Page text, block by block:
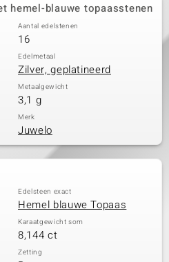
hemel-blauwe topaasstenen
Aantal edelstenen
16
Edelmetaal
Zilver, geplatineerd
Metaalgewicht
3,1 g
Merk
Juwelo
Edelsteen exact
Hemel blauwe Topaas
Karaatgewicht som
8,144 ct
Zetting